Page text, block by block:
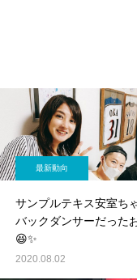
最新動向
サンプルテキス安室ち
バックダンサーだった
😆✨
2020.08.02